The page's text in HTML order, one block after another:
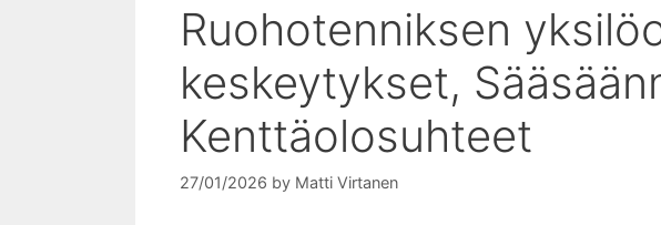
Ruohotenniksen
keskeytykset,
Kenttäolosuhteet
27/01/2026 by Matti Virtanen